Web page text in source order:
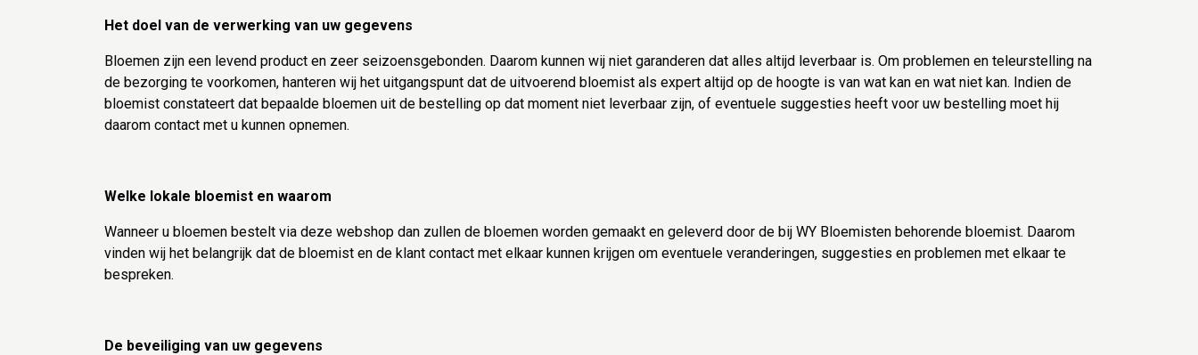
Het doel van de verwerking van uw gegevens
Bloemen zijn een levend product en zeer seizoensgebonden. Daarom kunnen wij niet garanderen dat alles altijd leverbaar is. Om problemen en teleurstelling na
de bezorging te voorkomen, hanteren wij het uitgangspunt dat de uitvoerend bloemist als expert altijd op de hoogte is van wat kan en wat niet kan. Indien de
bloemist constateert dat bepaalde bloemen uit de bestelling op dat moment niet leverbaar zijn, of eventuele suggesties heeft voor uw bestelling moet hij
daarom contact met u kunnen opnemen.
Welke lokale bloemist en waarom
Wanneer u bloemen bestelt via deze webshop dan zullen de bloemen worden gemaakt en geleverd door de bij WY Bloemisten behorende bloemist. Daarom
vinden wij het belangrijk dat de bloemist en de klant contact met elkaar kunnen krijgen om eventuele veranderingen, suggesties en problemen met elkaar te
bespreken.
De beveiliging van uw gegevens